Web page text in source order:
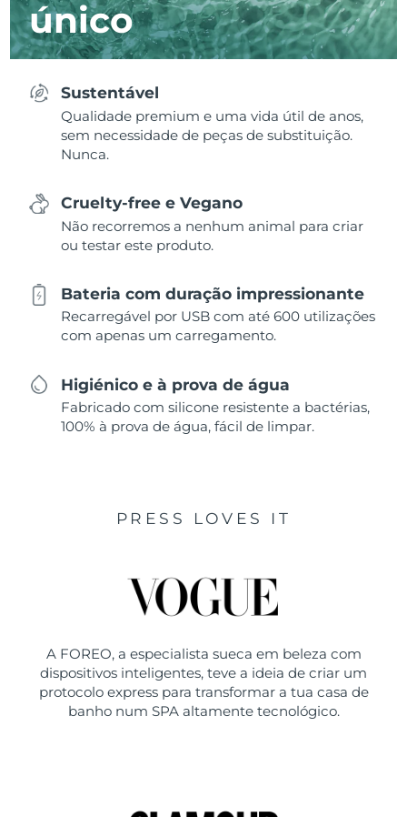
único
Sustentável
Qualidade premium e uma vida útil de anos,
sem necessidade de peças de substituição.
Nunca.
Cruelty-free e Vegano
Não recorremos a nenhum animal para criar
ou testar este produto.
Bateria com duração impressionante
Recarregável por USB com até 600 utilizações
com apenas um carregamento.
Higiénico e à prova de água
Fabricado com silicone resistente a bactérias,
100% à prova de água, fácil de limpar.
PRESS LOVES IT
A FOREO, a especialista sueca em beleza com
dispositivos inteligentes, teve a ideia de criar um
protocolo express para transformar a tua casa de
banho num SPA altamente tecnológico.